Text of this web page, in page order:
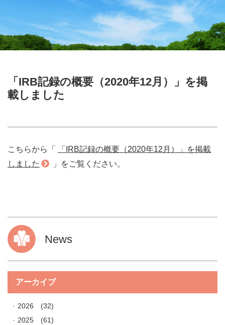
News
アーカイブ
2026
(32)
2025
(61)
「IRB記録の概要（2020年12月）」を掲
載しました
こちらから「
「IRB記録の概要（2020年12月）」を掲載
しました
」をご覧ください。